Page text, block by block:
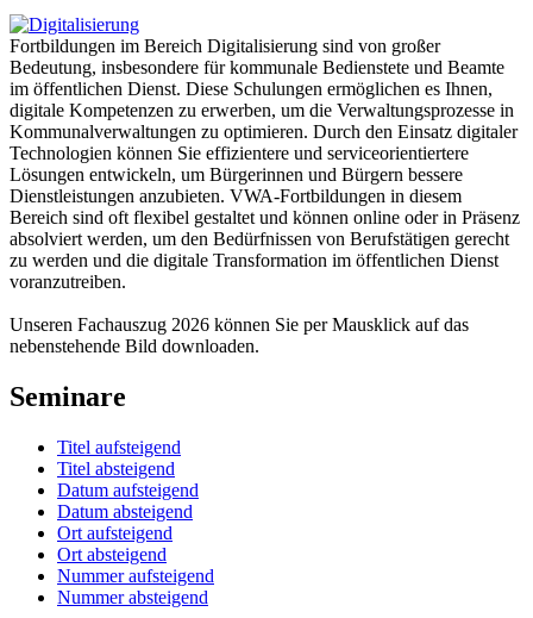
Fortbildungen im Bereich Digitalisierung sind von großer
Bedeutung, insbesondere für kommunale Bedienstete und Beamte
im öffentlichen Dienst. Diese Schulungen ermöglichen es Ihnen,
digitale Kompetenzen zu erwerben, um die Verwaltungsprozesse in
Kommunalverwaltungen zu optimieren. Durch den Einsatz digitaler
Technologien können Sie effizientere und serviceorientiertere
Lösungen entwickeln, um Bürgerinnen und Bürgern bessere
Dienstleistungen anzubieten. VWA-Fortbildungen in diesem
Bereich sind oft flexibel gestaltet und können online oder in Präsenz
absolviert werden, um den Bedürfnissen von Berufstätigen gerecht
zu werden und die digitale Transformation im öffentlichen Dienst
voranzutreiben.
Unseren Fachauszug 2026 können Sie per Mausklick auf das
nebenstehende Bild downloaden.
Seminare
Titel aufsteigend
Titel absteigend
Datum aufsteigend
Datum absteigend
Ort aufsteigend
Ort absteigend
Nummer aufsteigend
Nummer absteigend